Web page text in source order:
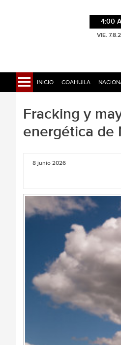
4:00
VIE.
INICIO COAHUILA
Fracking y
energética de
8 junio 2026